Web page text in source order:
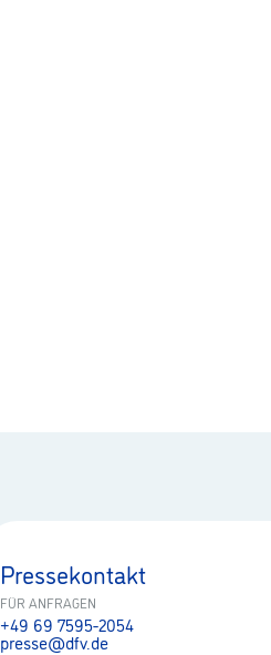
Pressekontakt
FÜR ANFRAGEN
+49 69 7595-2054
presse@dfv.de